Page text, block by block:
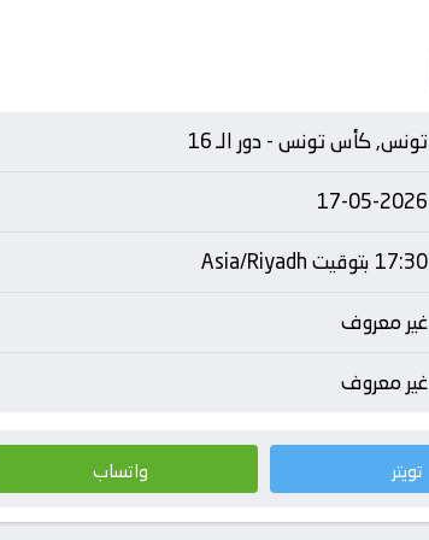
تونس, كأس تونس - دور الـ 16
17-05-2026
17:30 بتوقيت Asia/Riyadh
غير معروف
غير معروف
تويتر واتساب